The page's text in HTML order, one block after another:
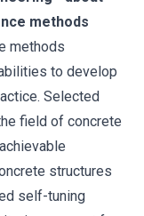
methods
methods
to develop
Selected
field of concrete
structures
self-tuning